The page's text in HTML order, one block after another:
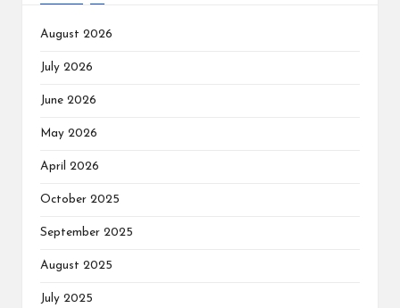
August 2026
July 2026
June 2026
May 2026
April 2026
October 2025
September 2025
August 2025
July 2025